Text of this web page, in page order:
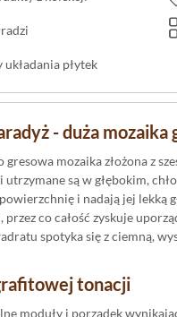
układania płytek
- duża mozaika
gresowa mozaika złożona z
są w głębokim,
i nadają jej lekką
co całość zyskuje
spotyka się z ciemną,
tonacji
moduły i porządek